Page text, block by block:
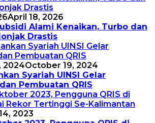
April 18, 2026
Alami Kenaikan, Turbo dan
Drastis
2024October 19, 2024
Syariah UINSI Gelar
Pembuatan QRIS
2023